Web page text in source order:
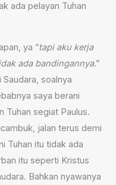
ada pelayan Tuhan
ya “tapi aku kerja
ada bandingannya.”
soalnya
saya berani
Tuhan segiat Paulus.
jalan terus demi
Tuhan itu tidak ada
itu seperti Kristus
Bahkan nyawanya